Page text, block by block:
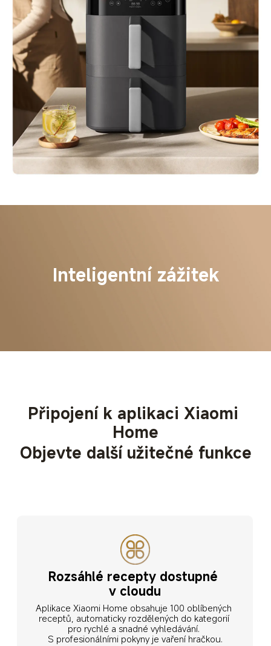
Inteligentní zážitek
Připojení k aplikaci Xiaomi
Home
Objevte další užitečné funkce
Rozsáhlé recepty dostupné
v cloudu
Aplikace Xiaomi Home obsahuje 100 oblíbených
receptů, automaticky rozdělených do kategorií
pro rychlé a snadné vyhledávání.
S profesionálními pokyny je vaření hračkou.